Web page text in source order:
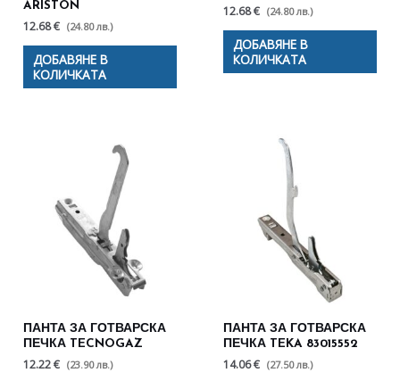
ARISTON
12.68 € (24.80 лв.)
ДОБАВЯНЕ В
КОЛИЧКАТА
12.68 € (24.80 лв.)
ДОБАВЯНЕ В
КОЛИЧКАТА
ПАНТА ЗА ГОТВАРСКА
ПЕЧКА TECNOGAZ
12.22 € (23.90 лв.)
ПАНТА ЗА ГОТВАРСКА
ПЕЧКА TEKA 83015552
14.06 € (27.50 лв.)